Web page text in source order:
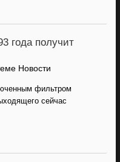
года получит
Новости
фильтром
сейчас